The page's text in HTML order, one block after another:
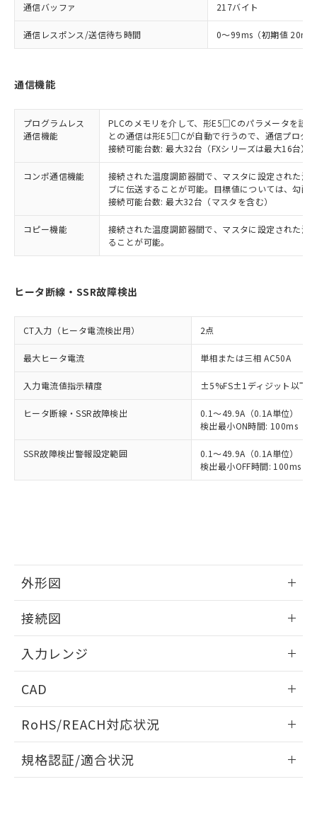
通信バッファ 217バイト
通信レスポンス/送信待ち時間 0～99ms（初期値 20ms
通信機能
プログラムレス
通信機能
PLCのメモリを介して、形E5□Cのパラメータを読
との通信は形E5□Cが自動で行うので、通信プログ
接続可能台数: 最大32台（FXシリーズは最大16台）
コンポ通信機能
接続された温度調節器間で、マスタに設定された温
ブに伝送することが可能。目標値については、勾配
接続可能台数: 最大32台（マスタを含む）
コピー機能
接続された温度調節器間で、マスタに設定された温
ることが可能。
ヒータ断線・SSR故障検出
CT入力（ヒータ電流検出用） 2点
最大ヒータ電流 単相または三相 AC50A
入力電流値指示精度 ±5%FS±1ディジット以下
ヒータ断線・SSR故障検出
0.1～49.9A（0.1A単位）
検出最小ON時間: 100ms（
SSR故障検出警報設定範囲
0.1～49.9A（0.1A単位）
検出最小OFF時間: 100ms（
外形図
接続図
入力レンジ
CAD
ドすることができます。
ログイン/会員登録
RoHS/REACH対応状況
EU RoHS 注意事項・凡例
規格認証/適合状況